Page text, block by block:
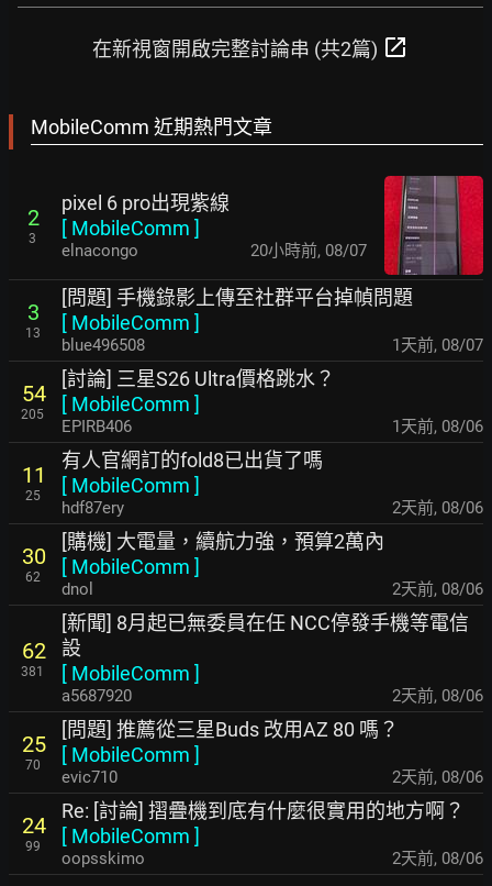
在新視窗開啟完整討論串 (共2篇) open_in_new
MobileComm 近期熱門文章
2
3
pixel 6 pro出現紫線
[ MobileComm ]
elnacongo 20小時前, 08/07
3
13
[問題] 手機錄影上傳至社群平台掉幀問題
[ MobileComm ]
blue496508 1天前, 08/07
54
205
[討論] 三星S26 Ultra價格跳水？
[ MobileComm ]
EPIRB406 1天前, 08/06
11
25
有人官網訂的fold8已出貨了嗎
[ MobileComm ]
hdf87ery 2天前, 08/06
30
62
[購機] 大電量，續航力強，預算2萬內
[ MobileComm ]
dnol 2天前, 08/06
62
381
[新聞] 8月起已無委員在任 NCC停發手機等電信
設
[ MobileComm ]
a5687920 2天前, 08/06
25
70
[問題] 推薦從三星Buds 改用AZ 80 嗎？
[ MobileComm ]
evic710 2天前, 08/06
24
99
Re: [討論] 摺疊機到底有什麼很實用的地方啊？
[ MobileComm ]
oopsskimo 2天前, 08/06